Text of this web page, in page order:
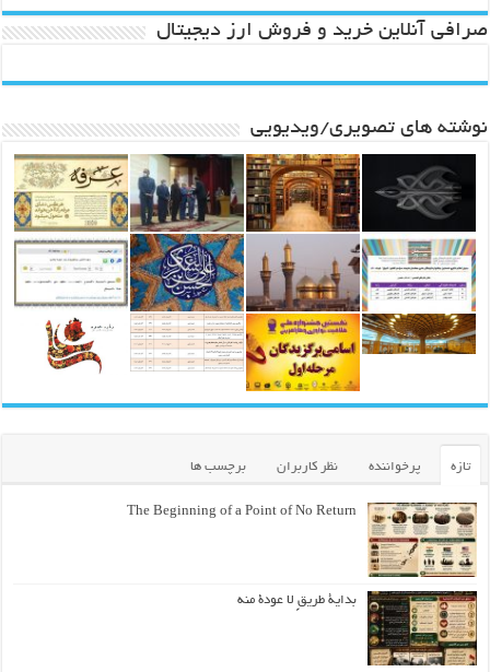
صرافی آنلاین خرید و فروش ارز دیجیتال
نوشته های تصویری/ویدیویی
تازه پرخواننده نظر کاربران برچسب ها
The Beginning of a Point of No Return
بداية طريقٍ لا عودة منه